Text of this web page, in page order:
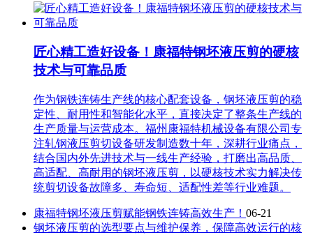
匠心精工造好设备！康福特钢坯液压剪的硬核
技术与可靠品质
作为钢铁连铸生产线的核心配套设备，钢坯液压剪的稳
定性、耐用性和智能化水平，直接决定了整条生产线的
生产质量与运营成本。福州康福特机械设备有限公司专
注轧钢液压剪切设备研发制造数十年，深耕行业痛点，
结合国内外先进技术与一线生产经验，打磨出高品质、
高适配、高耐用的钢坯液压剪，以硬核技术实力解决传
统剪切设备故障多、寿命短、适配性差等行业难题。
康福特钢坯液压剪赋能钢铁连铸高效生产！ 06-21
钢坯液压剪的选型要点与维护保养，保障高效运行的核